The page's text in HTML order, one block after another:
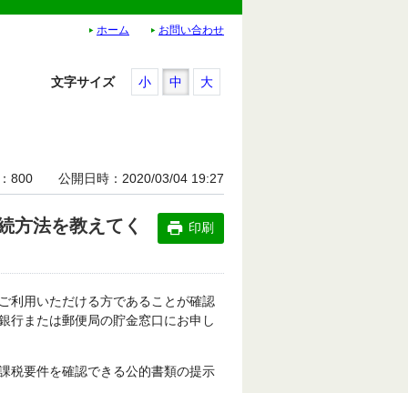
ホーム お問い合わせ
文字サイズ 小 中 大
800 公開日時 2020/03/04 19:27
方法を教えてく 印刷
利用いただける方であることが確認
行または郵便局の貯金窓口にお申し
税要件を確認できる公的書類の提示